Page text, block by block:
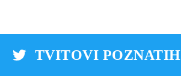
TVITOVI POZNATIH